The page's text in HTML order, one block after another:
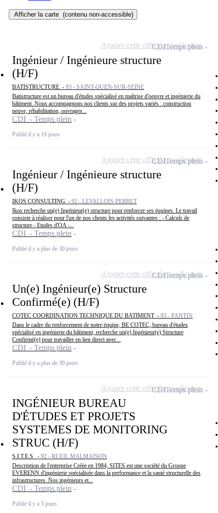
Afficher la carte (contenu non-accessible)
Ingénieur / Ingénieure structure
(H/F)
BATISTRUCTURE - 93 - SAINT-OUEN-SUR-SEINE
Batistructure est un bureau d'études spécialisé en maîtrise d'oeuvre et ingénierie du
bâtiment. Nous accompagnons nos clients sur des projets variés : construction
neuve, réhabilitation, ouvrages...
CDI - Temps plein
Publié il y a 19 jours
CDITemps plein
Ajouter cette offre à ma sélection
Ingénieur / Ingénieure structure
(H/F)
IKOS CONSULTING - 92 - LEVALLOIS-PERRET
Ikos recherche un(e) Ingénieur(e) structure pour renforcer ses équipes. Le travail
consiste à réaliser pour l'un de nos clients les activités suivantes : - Calculs de
structure - Etudes d'OA -...
CDI - Temps plein
Publié il y a plus de 30 jours
CDITemps plein
Ajouter cette offre à ma sélection
Un(e) Ingénieur(e) Structure
Confirmé(e) (H/F)
COTEC COORDINATION TECHNIQUE DU BATIMENT - 93 - PANTIN
Dans le cadre du renforcement de notre équipe, BE COTEC, bureau d'études
spécialisé en ingénierie du bâtiment, recherche un(e) Ingénieur(e) Structure
Confirmé(e) pour travailler en lien direct avec...
CDI - Temps plein
Publié il y a plus de 30 jours
CDITemps plein
Ajouter cette offre à ma sélection
INGÉNIEUR BUREAU
D'ÉTUDES ET PROJETS
SYSTEMES DE MONITORING
STRUC (H/F)
S.I.T.E.S. - 92 - RUEIL MALMAISON
Description de l'entreprise Créée en 1984, SITES est une société du Groupe
EVERENN d'ingénierie spécialisée dans la performance et la santé structurelle des
infrastructures. Nos ingénieurs et...
CDI - Temps plein
Publié il y a 3 jours
CDITemps plein
Ajouter cette offre à ma sélection